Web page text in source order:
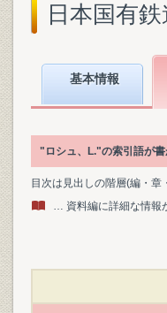
日本国有
基本情報
"ロシュ、L."の索引語が
目次は見出しの階層(編・
… 資料編に詳細な情報